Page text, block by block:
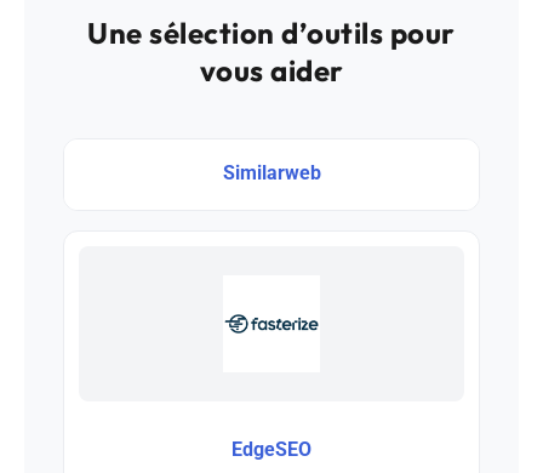
Une sélection d’outils pour
vous aider
Similarweb
EdgeSEO